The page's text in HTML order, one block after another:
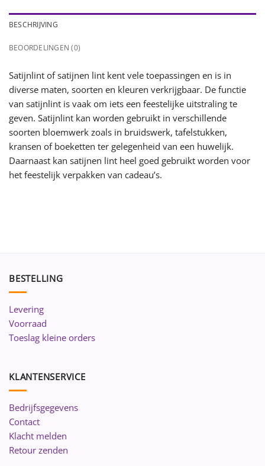
BESCHRIJVING
BEOORDELINGEN (0)
Satijnlint of satijnen lint kent vele toepassingen en is in
diverse maten, soorten en kleuren verkrijgbaar. De functie
van satijnlint is vaak om iets een feestelijke uitstraling te
geven. Satijnlint kan worden gebruikt in verschillende
soorten bloemwerk zoals in bruidswerk, tafelstukken,
kransen of boeketten ter gelegenheid van een huwelijk.
Daarnaast kan satijnen lint heel goed gebruikt worden voor
het feestelijk verpakken van cadeau’s.
BESTELLING
Levering
Voorraad
Toeslag kleine orders
KLANTENSERVICE
Bedrijfsgegevens
Contact
Klacht melden
Retour zenden